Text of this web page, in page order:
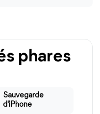
phares
Sauvegarde
d'iPhone